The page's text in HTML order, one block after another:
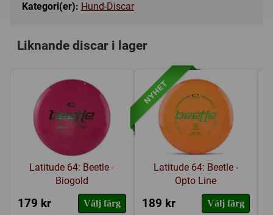
Kategori(er): Hund-Discar
Liknande discar i lager
Latitude 64: Beetle -
Biogold
179 kr Välj färg
Latitude 64: Beetle -
Opto Line
189 kr Välj färg